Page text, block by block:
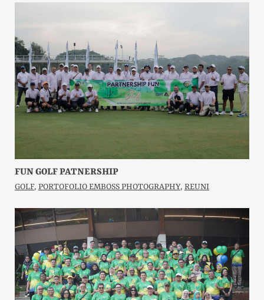
FUN GOLF PATNERSHIP
GOLF, PORTOFOLIO EMBOSS PHOTOGRAPHY, REUNI